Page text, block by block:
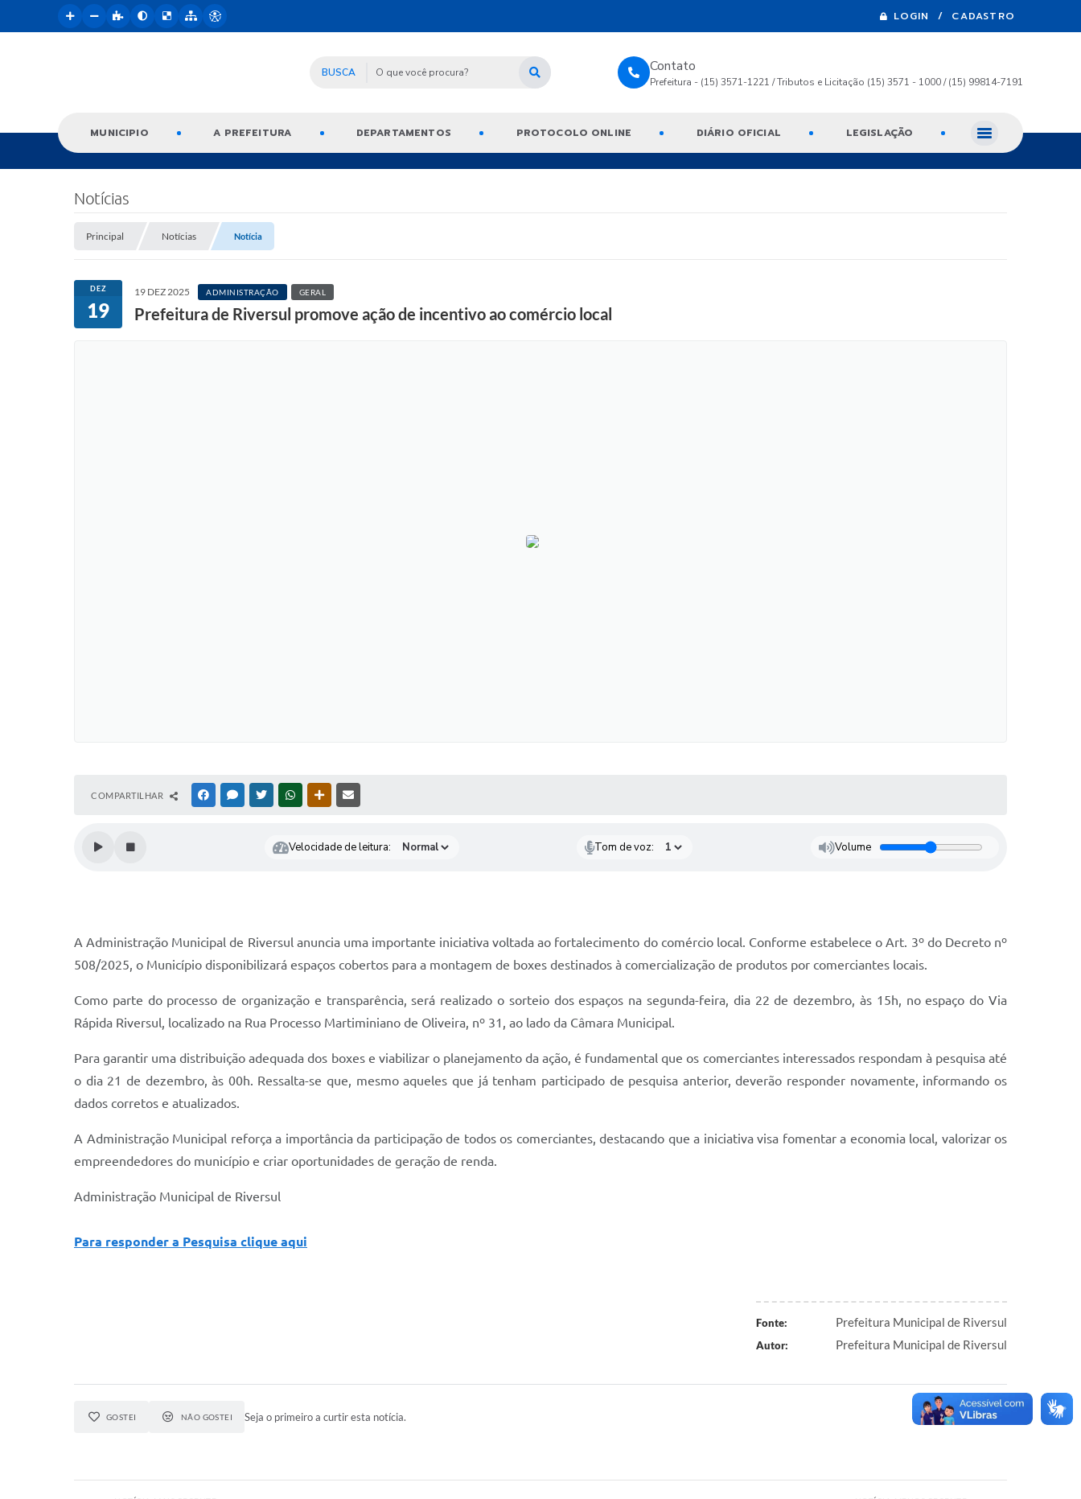
LOGIN / CADASTRO
BUSCA Contato
Prefeitura - (15) 3571-1221 / Tributos e Licitação (15) 3571 - 1000 / (15) 99814-7191
MUNICIPIO A PREFEITURA DEPARTAMENTOS PROTOCOLO ONLINE DIÁRIO OFICIAL LEGISLAÇÃO
Notícias
Principal Notícias Notícia
DEZ
19
19 DEZ 2025 ADMINISTRAÇÃO GERAL
Prefeitura de Riversul promove ação de incentivo ao comércio local
COMPARTILHAR FACEBOOKMESSENGER
TWITTERWHATSAPPOUTRAS MÍDIAS
Velocidade de leitura: Tom de voz: Volume
A Administração Municipal de Riversul anuncia uma importante iniciativa voltada ao fortalecimento do comércio local. Conforme estabelece o Art. 3º do Decreto nº
508/2025, o Município disponibilizará espaços cobertos para a montagem de boxes destinados à comercialização de produtos por comerciantes locais.
Como parte do processo de organização e transparência, será realizado o sorteio dos espaços na segunda-feira, dia 22 de dezembro, às 15h, no espaço do Via
Rápida Riversul, localizado na Rua Processo Martiminiano de Oliveira, nº 31, ao lado da Câmara Municipal.
Para garantir uma distribuição adequada dos boxes e viabilizar o planejamento da ação, é fundamental que os comerciantes interessados respondam à pesquisa até
o dia 21 de dezembro, às 00h. Ressalta-se que, mesmo aqueles que já tenham participado de pesquisa anterior, deverão responder novamente, informando os
dados corretos e atualizados.
A Administração Municipal reforça a importância da participação de todos os comerciantes, destacando que a iniciativa visa fomentar a economia local, valorizar os
empreendedores do município e criar oportunidades de geração de renda.
Administração Municipal de Riversul
Para responder a Pesquisa clique aqui
Fonte: Prefeitura Municipal de Riversul
Autor: Prefeitura Municipal de Riversul
GOSTEI NÃO GOSTEI Seja o primeiro a curtir esta notícia.